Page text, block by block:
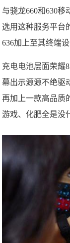
与骁龙660和630
选用这种服务平台
636加上至其终端
充电电池层面荣耀
幕出示源源不绝驱
再加上一款高品质
游戏、化肥全是没